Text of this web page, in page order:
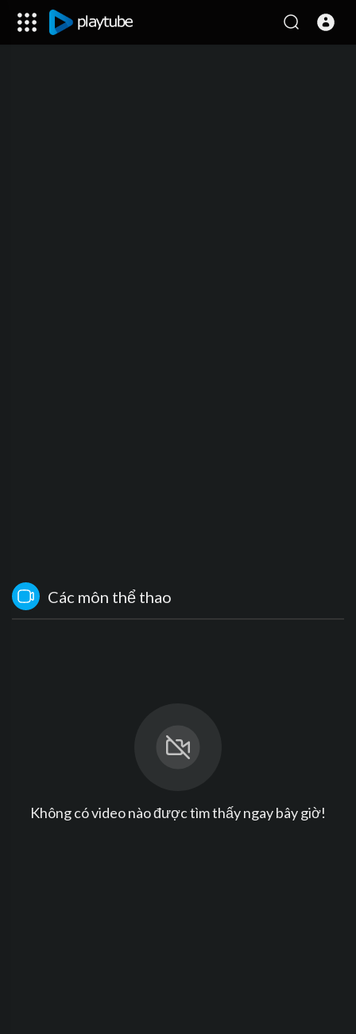
Các môn thể thao
Không có video nào được tìm thấy ngay bây giờ!